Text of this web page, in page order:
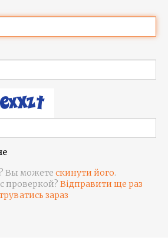
Вы можете скинути його.
проверкой? Відправити ще раз
зараз